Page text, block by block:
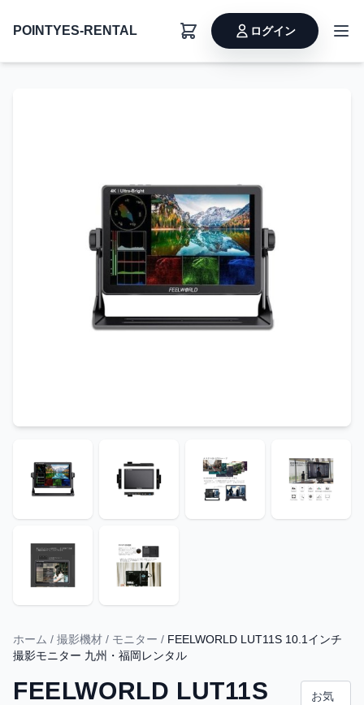
POINTYES-RENTAL ログイン
ホーム / 撮影機材 / モニター / FEELWORLD LUT11S 10.1インチ
撮影モニター 九州・福岡レンタル
FEELWORLD LUT11S
お気